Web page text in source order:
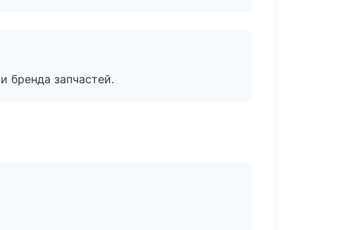
бренда запчастей.